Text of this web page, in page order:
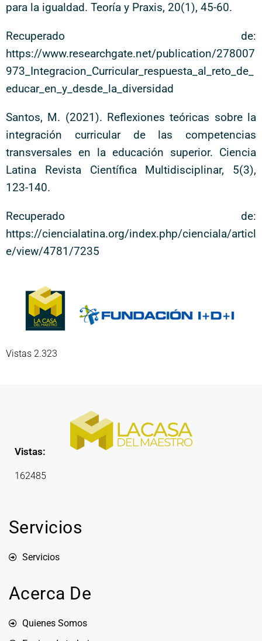
para la igualdad. Teoría y Praxis, 20(1), 45-60.
Recuperado de:
https://www.researchgate.net/publication/278007
973_Integracion_Curricular_respuesta_al_reto_de_
educar_en_y_desde_la_diversidad
Santos, M. (2021). Reflexiones teóricas sobre la
integración curricular de las competencias
transversales en la educación superior. Ciencia
Latina Revista Científica Multidisciplinar, 5(3),
123-140.
Recuperado de:
https://ciencialatina.org/index.php/cienciala/articl
e/view/4781/7235
Vistas 2.323
Vistas:
162485
Servicios
Servicios
Acerca De
Quienes Somos